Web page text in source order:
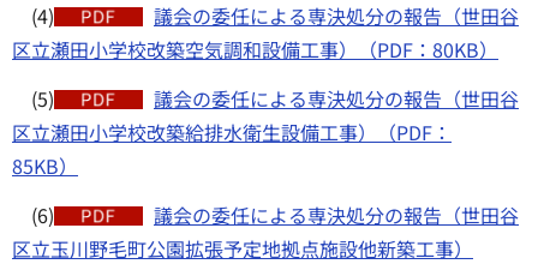
(4)
議会の委任による専決処分の報告（世田谷
区立瀬田小学校改築空気調和設備工事）（PDF：80KB）
(5)
議会の委任による専決処分の報告（世田谷
区立瀬田小学校改築給排水衛生設備工事）（PDF：
85KB）
(6)
議会の委任による専決処分の報告（世田谷
区立玉川野毛町公園拡張予定地拠点施設他新築工事）